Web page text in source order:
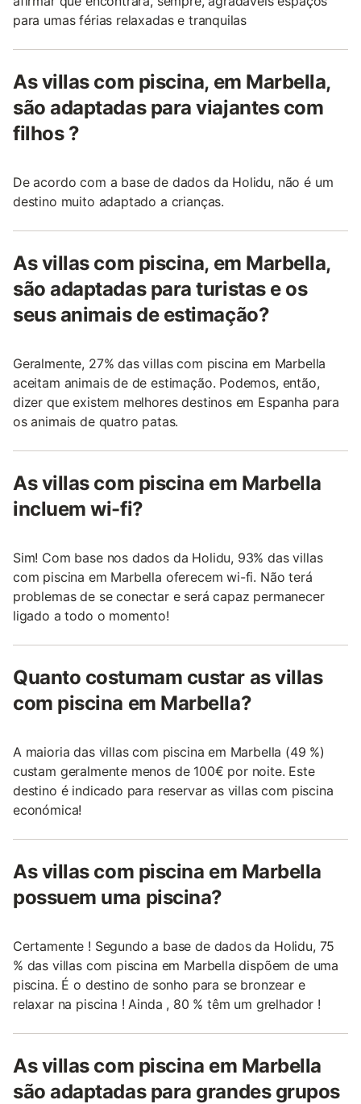
para umas férias relaxadas e tranquilas
As villas com piscina, em Marbella,
são adaptadas para viajantes com
filhos ?
De acordo com a base de dados da Holidu, não é um
destino muito adaptado a crianças.
As villas com piscina, em Marbella,
são adaptadas para turistas e os
seus animais de estimação?
Geralmente, 27% das villas com piscina em Marbella
aceitam animais de de estimação. Podemos, então,
dizer que existem melhores destinos em Espanha para
os animais de quatro patas.
As villas com piscina em Marbella
incluem wi-fi?
Sim! Com base nos dados da Holidu, 93% das villas
com piscina em Marbella oferecem wi-fi. Não terá
problemas de se conectar e será capaz permanecer
ligado a todo o momento!
Quanto costumam custar as villas
com piscina em Marbella?
A maioria das villas com piscina em Marbella (49 %)
custam geralmente menos de 100€ por noite. Este
destino é indicado para reservar as villas com piscina
económica!
As villas com piscina em Marbella
possuem uma piscina?
Certamente ! Segundo a base de dados da Holidu, 75
% das villas com piscina em Marbella dispõem de uma
piscina. É o destino de sonho para se bronzear e
relaxar na piscina ! Ainda , 80 % têm um grelhador !
As villas com piscina em Marbella
são adaptadas para grandes grupos